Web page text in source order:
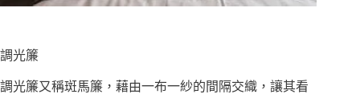
調光簾
調光簾又稱斑馬簾，藉由一布一紗的間隔交織，讓其看